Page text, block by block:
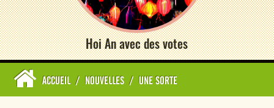
Hoi An avec des votes
ACCUEIL / NOUVELLES / UNE SORTE